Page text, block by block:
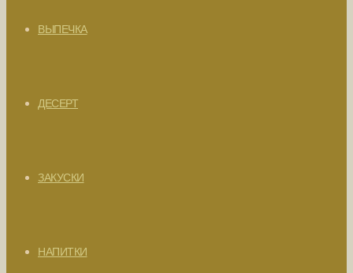
ВЫПЕЧКА
ДЕСЕРТ
ЗАКУСКИ
НАПИТКИ